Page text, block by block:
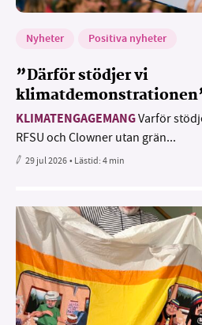
Nyheter Positiva nyheter
”Därför stödjer vi
KLIMATENGAGEMANGVarför
RFSU och Clowner utan grän...
29 jul 2026• Lästid:4 min